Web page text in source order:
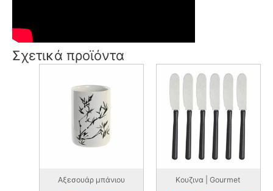
Σχετικά προϊόντα
Αξεσουάρ μπάνιου Κουζινα | Gourmet